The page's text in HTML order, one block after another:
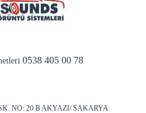
0538 405 00 78
NO: 20 B AKYAZI/ SAKARYA